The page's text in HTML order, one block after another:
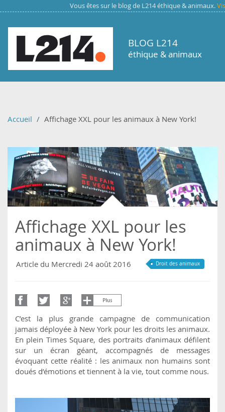
Aller au contenu principalVous êtes sur le blog de L214 éthique & animaux.
BLOG L214
éthique & animaux
Accueil Affichage XXL pour les animaux à New York!
Affichage XXL pour les
animaux à New York!
Article du Mercredi 24 août 2016 Droit des animaux
C’est la plus grande campagne de communication
jamais déployée à New York pour les droits les animaux.
En plein Times Square, des portraits d’animaux défilent
sur un écran géant, accompagnés de messages
évoquant cette réalité : les animaux non humains sont
doués d’émotions et tiennent à la vie, tout comme nous.